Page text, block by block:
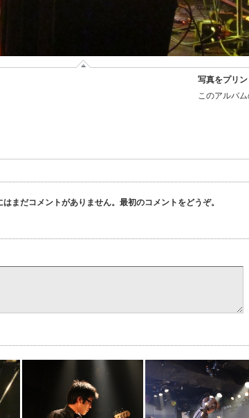
写真をプリ
このアルバ
はまだコメントがありません。最初のコメントをどうぞ。